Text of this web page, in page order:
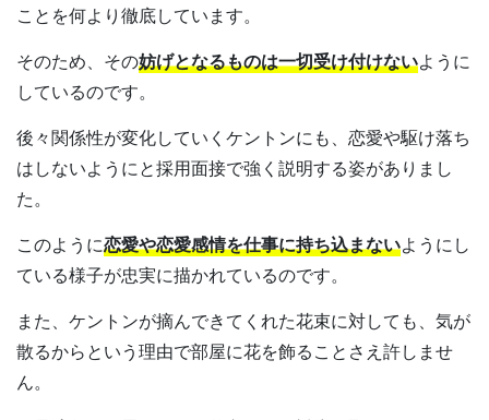
ことを何より徹底しています。
そのため、その妨げとなるものは一切受け付けないように
しているのです。
後々関係性が変化していくケントンにも、恋愛や駆け落ち
はしないようにと採用面接で強く説明する姿がありまし
た。
このように恋愛や恋愛感情を仕事に持ち込まないようにし
ている様子が忠実に描かれているのです。
また、ケントンが摘んできてくれた花束に対しても、気が
散るからという理由で部屋に花を飾ることさえ許しませ
ん。